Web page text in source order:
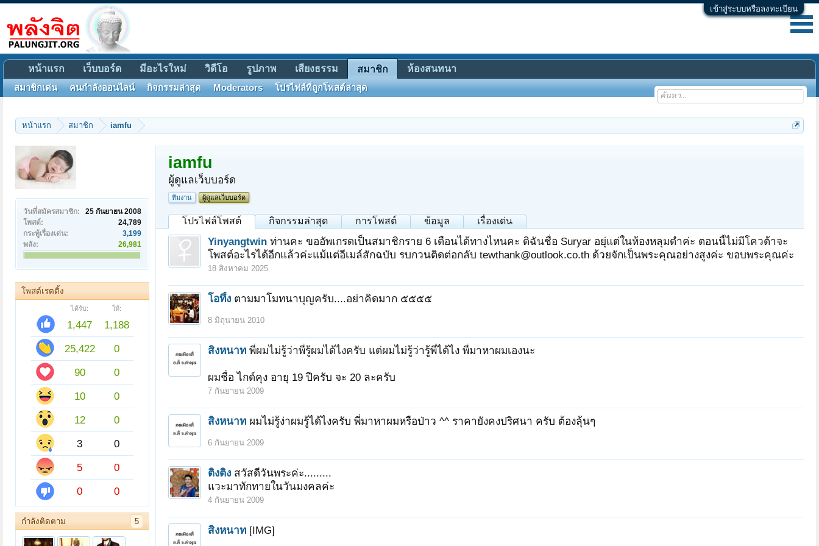
เข้าสู่ระบบหรือลงทะเบียน
หน้าแรก สมาชิก iamfu
วันที่สมัครสมาชิก:
25 กันยายน 2008
โพสต์:
24,789
กระทู้เรื่องเด่น:
3,199
พลัง:
26,981
โพสต์เรตติ้ง
ได้รับ: ให้:
1,447
1,188
25,422
0
90
0
10
0
12
0
3
0
5
0
0
0
กำลังติดตาม 5
iamfu
ผู้ดูแลเว็บบอร์ด
ทีมงาน ผู้ดูแลเว็บบอร์ด
โปรไฟล์โพสต์ กิจกรรมล่าสุด การโพสต์ ข้อมูล เรื่องเด่น
Yinyangtwin ท่านคะ ขออัพเกรดเป็นสมาชิกราย 6 เดือนได้ทางไหนคะ ดิฉันชื่อ Suryar อยุ่แต่ในห้องหลุมดำค่ะ ตอนนี้ไม่มีโควต้าจะ
โพสต์อะไรได้อีกแล้วค่ะแม้แต่อีเมล์สักฉบับ รบกวนติดต่อกลับ tewthank@outlook.co.th ด้วยจักเป็นพระคุณอย่างสูงค่ะ ขอบพระคุณค่ะ
18 สิงหาคม 2025
โอทึ้ง ตามมาโมทนาบุญครับ....อย่าคิดมาก ๕๕๕๕
8 มิถุนายน 2010
สิงหนาท พี่ผมไม่รู้ว่าพี่รู้ผมได้ไงครับ แต่ผมไม่รู้ว่ารู้พี่ได้ไง พี่มาหาผมเองนะ
ผมชื่อ ไกด์คุง อายุ 19 ปีครับ จะ 20 ละครับ
7 กันยายน 2009
สิงหนาท ผมไม่รู้ง่าผมรู้ได้ไงครับ พี่มาหาผมหรือป่าว ^^ ราคายังคงปริศนา ครับ ต้องลุ้นๆ
6 กันยายน 2009
ติงติง สวัสดีวันพระค่ะ.........
แวะมาทักทายในวันมงคลค่ะ
4 กันยายน 2009
สิงหนาท [IMG]
หน้าแรก เว็บบอร์ด มีอะไรใหม่ วิดีโอ รูปภาพ เสียงธรรม สมาชิก
สมาชิกเด่น คนกำลังออนไลน์ กิจกรรมล่าสุด Moderators โปรไฟล์ที่ถูกโพสต์ล่าสุด
ห้องสนทนา